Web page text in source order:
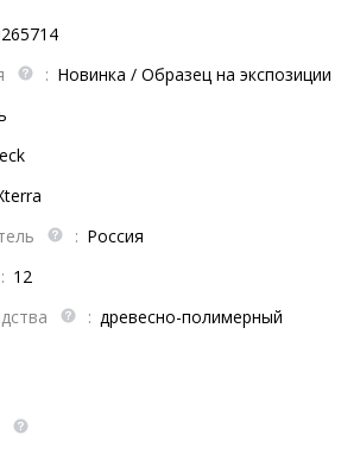
: Новинка / Образец на экспозиции
: Россия
: 12
: древесно-полимерный